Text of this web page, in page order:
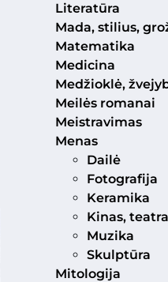
Literatūra
Mada, stilius,
Matematika
Medicina
Medžioklė,
Meilės romanai
Meistravimas
Menas
Dailė
Fotografija
Keramika
Kinas,
Muzika
Skulptūra
Mitologija